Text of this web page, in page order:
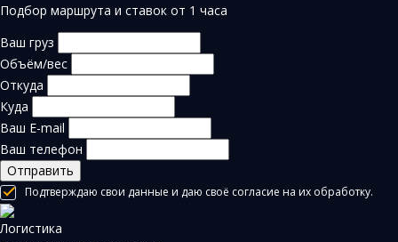
Подбор маршрута и ставок от 1 часа
Ваш груз
Объём/вес
Откуда
Куда
Ваш E-mail
Ваш телефон
Отправить
Подтверждаю свои данные и даю своё согласие на их обработку.
Логистика